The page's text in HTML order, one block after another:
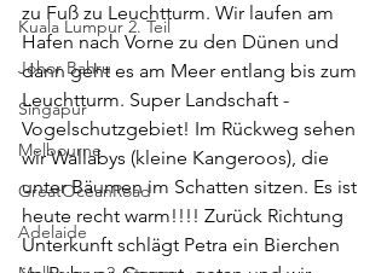
Kuala Lumpur 2. Teil
Johor Bahru
Singapur
Melbourne
GreatOceanRoad
Adelaide
zu Fuß zu Leuchtturm. Wir laufen am
Hafen nach Vorne zu den Dünen und
dann geht es am Meer entlang bis zum
Leuchtturm. Super Landschaft -
Vogelschutzgebiet! Im Rückweg sehen
wir Wallabys (kleine Kangeroos), die
unter Bäumen im Schatten sitzen. Es ist
heute recht warm!!!! Zurück Richtung
Unterkunft schlägt Petra ein Bierchen